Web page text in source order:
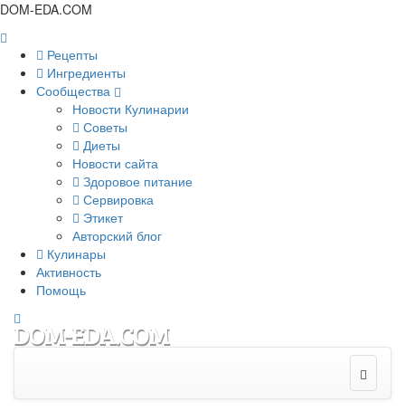
DOM-EDA.COM
Рецепты
Ингредиенты
Сообщества
Новости Кулинарии
Советы
Диеты
Новости сайта
Здоровое питание
Сервировка
Этикет
Авторский блог
Кулинары
Активность
Помощь